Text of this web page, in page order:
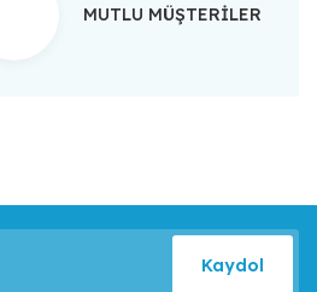
MUTLU MÜŞTERİLER
Kaydol